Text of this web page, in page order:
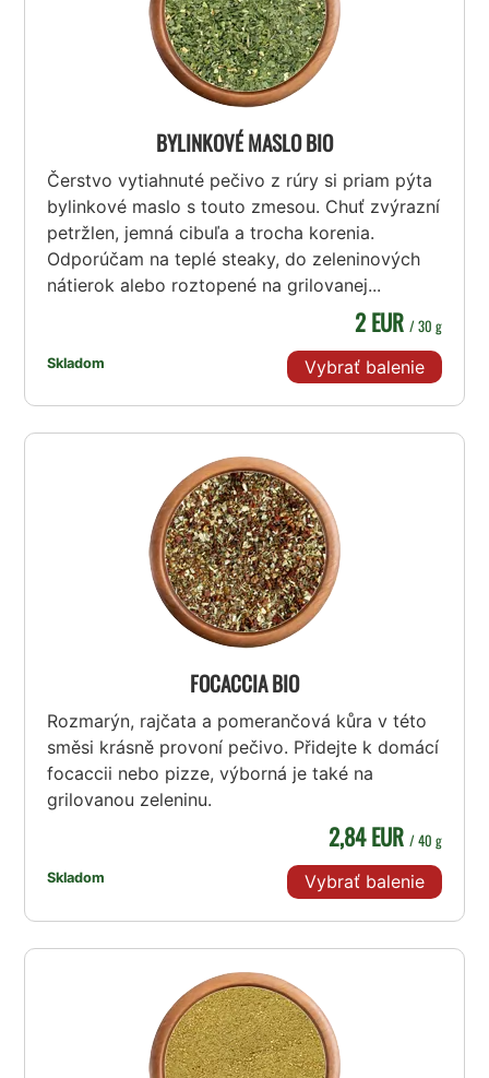
BYLINKOVÉ MASLO BIO
Čerstvo vytiahnuté pečivo z rúry si priam pýta
bylinkové maslo s touto zmesou. Chuť zvýrazní
petržlen, jemná cibuľa a trocha korenia.
Odporúčam na teplé steaky, do zeleninových
nátierok alebo roztopené na grilovanej...
Skladom
2 EUR / 30 g
Vybrať balenie
FOCACCIA BIO
Rozmarýn, rajčata a pomerančová kůra v této
směsi krásně provoní pečivo. Přidejte k domácí
focaccii nebo pizze, výborná je také na
grilovanou zeleninu.
Skladom
2,84 EUR / 40 g
Vybrať balenie